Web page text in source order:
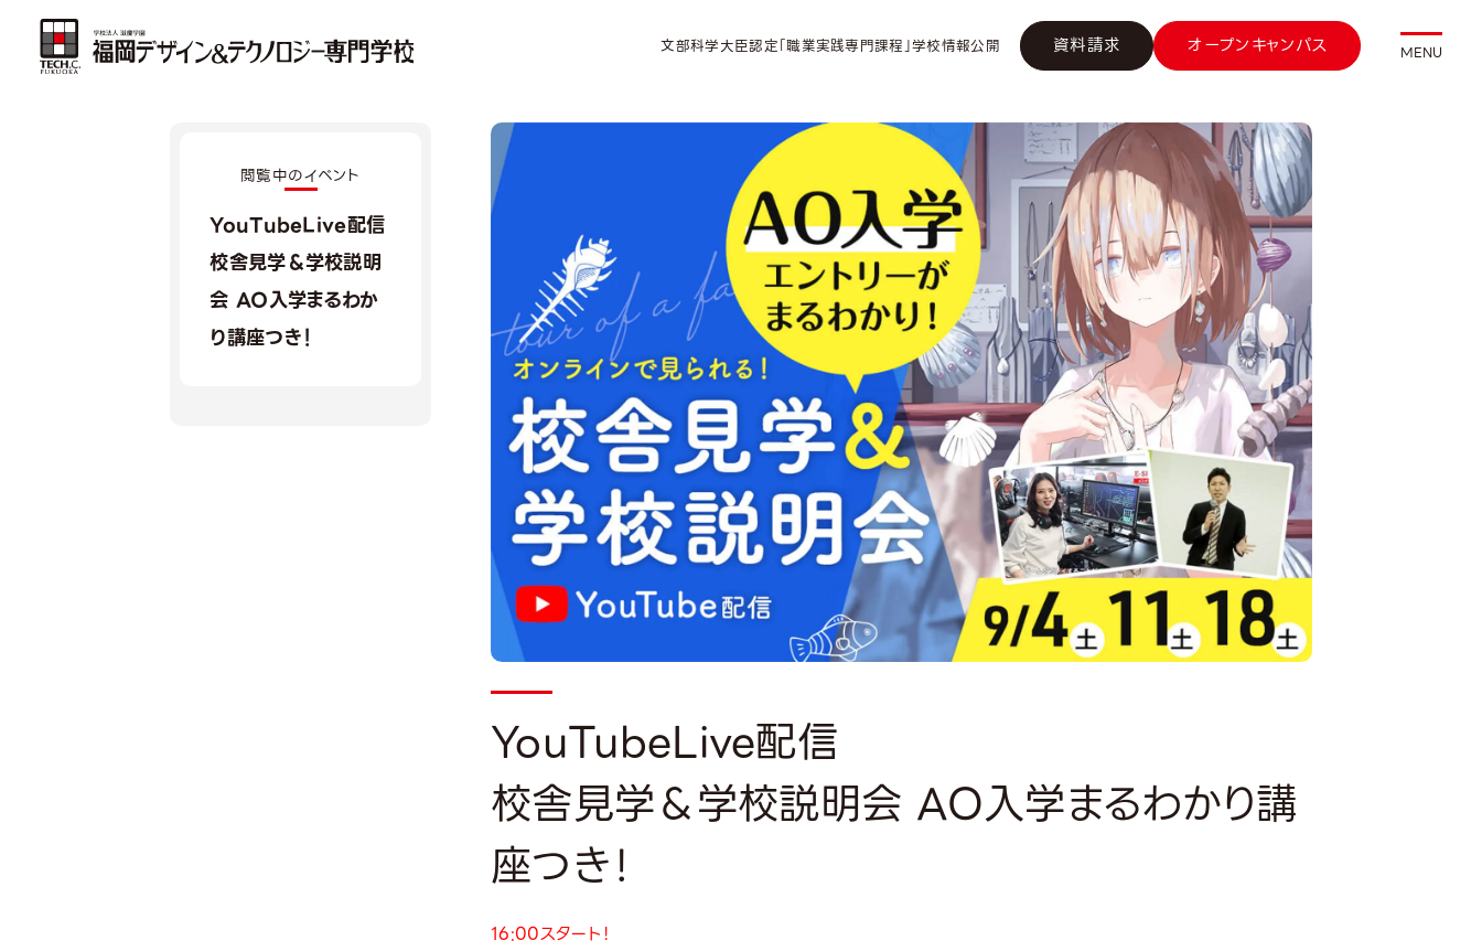
文部科学大臣認定「職業実践専門課程」学校情報公開 資料請求 オープンキャンパス MENU
閲覧中のイベント
YouTubeLive配信
校舎見学＆学校説明
会 AO入学まるわか
り講座つき！
YouTubeLive配信
校舎見学＆学校説明会 AO入学まるわかり講
座つき！
16:00スタート！